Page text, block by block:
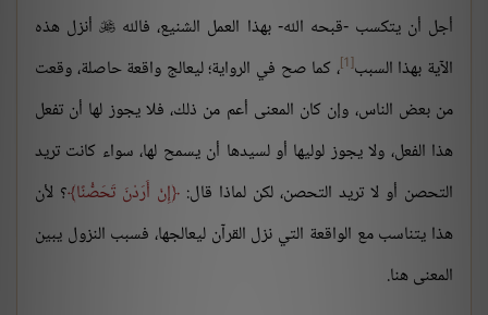
أجل أن يتكسب -قبحه الله- بهذا العمل الشنيع، فالله أنزل هذه
الآية بهذا السبب[1] ، كما صح في الرواية؛ ليعالج واقعة حاصلة، وقعت
من بعض الناس، وإن كان المعنى أعم من ذلك، فلا يجوز لها أن تفعل
هذا الفعل، ولا يجوز لوليها أو لسيدها أن يسمح لها، سواء كانت تريد
التحصن أو لا تريد التحصن، لكن لماذا قال: إِنْ أَرَدْنَ تَحَصُّنًا ؟ لأن
هذا يتناسب مع الواقعة التي نزل القرآن ليعالجها، فسبب النزول يبين
المعنى هنا.